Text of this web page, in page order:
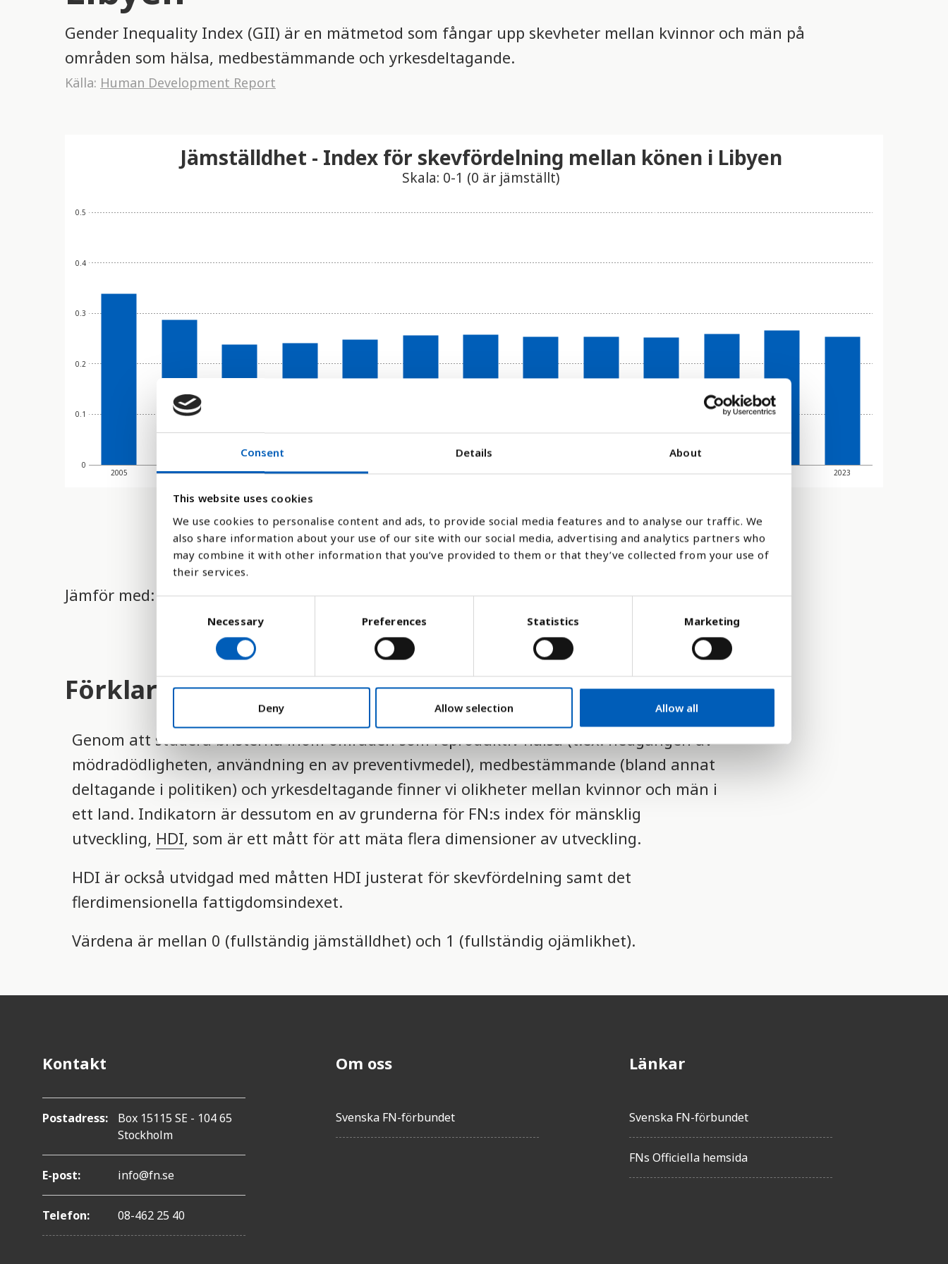
Consent Details About
This website uses cookies
We use cookies to personalise content and ads, to provide social media features and to analyse our traffic. We
also share information about your use of our site with our social media, advertising and analytics partners who
may combine it with other information that you’ve provided to them or that they’ve collected from your use of
their services.
n
e
e
c
t
i
o
Necessary Preferences Statistics Marketing
Deny Allow selection Allow all
Gender Inequality Index (GII) är en mätmetod som fångar upp skevheter mellan kvinnor och män på
områden som hälsa, medbestämmande och yrkesdeltagande.
Källa: Human Development Report
0
0.1
0.2
0.3
0.4
0.5
2005 2010 2012 2013 2014 2015 2016 2017 2018 2019 2021 2022 2023
Jämställdhet - Index för skevfördelning mellan könen i Libyen
Skala: 0-1 (0 är jämställt)
Stapeldiagram Linje Platt
Jämför med:
Förklaring
Genom att studera bristerna inom områden som reproduktiv hälsa (t.ex. nedgången av
mödradödligheten, användning en av preventivmedel), medbestämmande (bland annat
deltagande i politiken) och yrkesdeltagande finner vi olikheter mellan kvinnor och män i
ett land. Indikatorn är dessutom en av grunderna för FN:s index för mänsklig
utveckling, HDI, som är ett mått för att mäta flera dimensioner av utveckling.
HDI är också utvidgad med måtten HDI justerat för skevfördelning samt det
flerdimensionella fattigdomsindexet.
Värdena är mellan 0 (fullständig jämställdhet) och 1 (fullständig ojämlikhet).
Kontakt
Postadress:
Box 15115 SE - 104 65
Stockholm
E-post: info@fn.se
Telefon: 08-462 25 40
Om oss
Svenska FN-förbundet
Länkar
Svenska FN-förbundet
FNs Officiella hemsida